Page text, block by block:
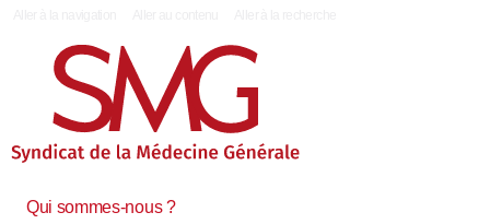
Qui sommes-nous ?